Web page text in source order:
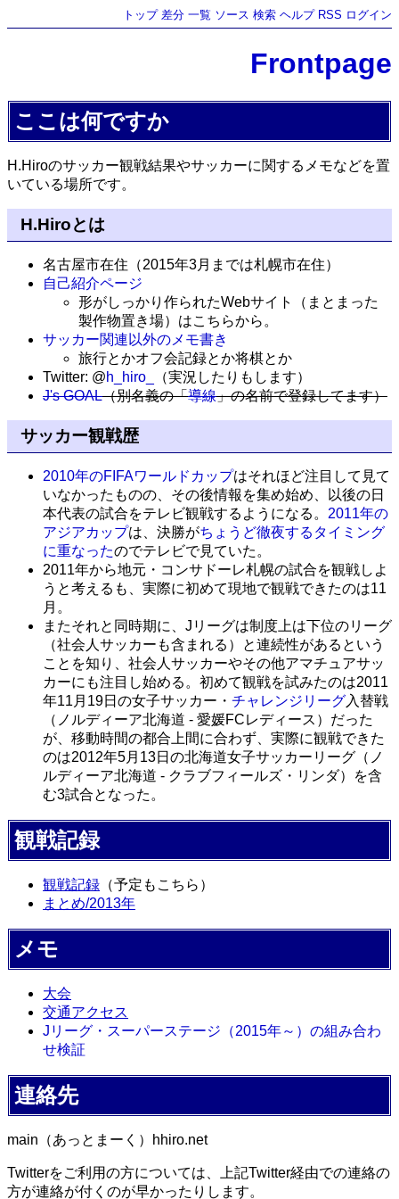
トップ 差分 一覧 ソース 検索 ヘルプ RSS ログイン
Frontpage
ここは何ですか
H.Hiroのサッカー観戦結果やサッカーに関するメモなどを置
いている場所です。
H.Hiroとは
名古屋市在住（2015年3月までは札幌市在住）
自己紹介ページ
形がしっかり作られたWebサイト（まとまった
製作物置き場）はこちらから。
サッカー関連以外のメモ書き
旅行とかオフ会記録とか将棋とか
Twitter: @h_hiro_
（実況したりもします）
J's GOAL（別名義の「導線」の名前で登録してます）
サッカー観戦歴
2010年のFIFAワールドカップはそれほど注目して見て
いなかったものの、その後情報を集め始め、以後の日
本代表の試合をテレビ観戦するようになる。 2011年の
アジアカップは、決勝がちょうど徹夜するタイミング
に重なったのでテレビで見ていた。
2011年から地元・コンサドーレ札幌の試合を観戦しよ
うと考えるも、実際に初めて現地で観戦できたのは11
月。
またそれと同時期に、Jリーグは制度上は下位のリーグ
（社会人サッカーも含まれる）と連続性があるという
ことを知り、社会人サッカーやその他アマチュアサッ
カーにも注目し始める。初めて観戦を試みたのは2011
年11月19日の女子サッカー・ チャレンジリーグ入替戦
（ノルディーア北海道 - 愛媛FCレディース）だった
が、移動時間の都合上間に合わず、実際に観戦できた
のは2012年5月13日の北海道女子サッカーリーグ（ノ
ルディーア北海道 - クラブフィールズ・リンダ）を含
む3試合となった。
観戦記録
観戦記録 （予定もこちら）
まとめ/2013年
メモ
大会
交通アクセス
Jリーグ・スーパーステージ（2015年～）の組み合わ
せ検証
連絡先
main（あっとまーく）hhiro.net
Twitterをご利用の方については、上記Twitter経由での連絡の
方が連絡が付くのが早かったりします。